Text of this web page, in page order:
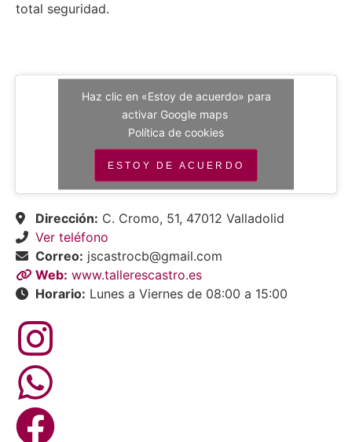
total seguridad.
Haz clic en «Estoy de acuerdo» para
activar Google maps
Política de cookies
ESTOY DE ACUERDO
Dirección: C. Cromo, 51, 47012 Valladolid
Ver teléfono
Correo: jscastrocb@gmail.com
Web: www.tallerescastro.es
Horario: Lunes a Viernes de 08:00 a 15:00